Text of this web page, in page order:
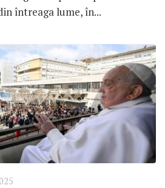
întreaga lume, în...